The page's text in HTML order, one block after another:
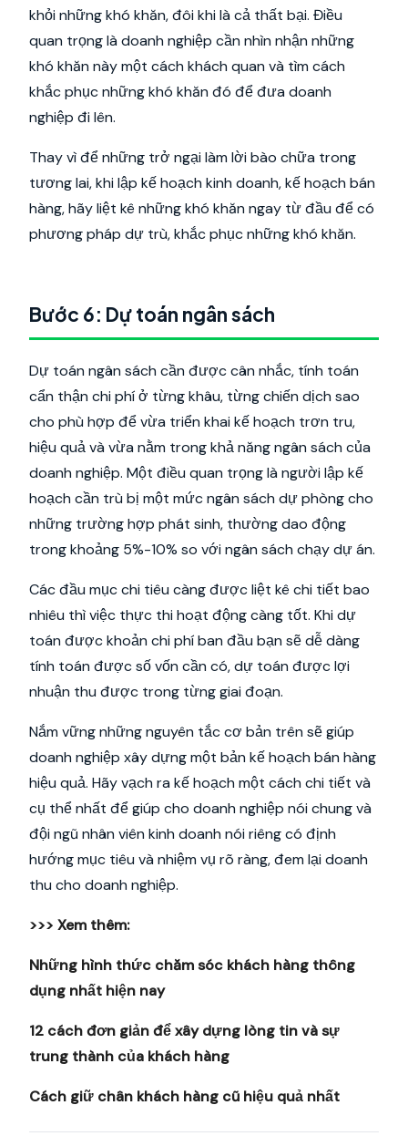
khỏi những khó khăn, đôi khi là cả thất bại. Điều
quan trọng là doanh nghiệp cần nhìn nhận những
khó khăn này một cách khách quan và tìm cách
khắc phục những khó khăn đó để đưa doanh
nghiệp đi lên.
Thay vì để những trở ngại làm lời bào chữa trong
tương lai, khi lập kế hoạch kinh doanh, kế hoạch bán
hàng, hãy liệt kê những khó khăn ngay từ đầu để có
phương pháp dự trù, khắc phục những khó khăn.
Bước 6: Dự toán ngân sách
Dự toán ngân sách cần được cân nhắc, tính toán
cẩn thận chi phí ở từng khâu, từng chiến dịch sao
cho phù hợp để vừa triển khai kế hoạch trơn tru,
hiệu quả và vừa nằm trong khả năng ngân sách của
doanh nghiệp. Một điều quan trọng là người lập kế
hoạch cần trù bị một mức ngân sách dự phòng cho
những trường hợp phát sinh, thường dao động
trong khoảng 5%-10% so với ngân sách chạy dự án.
Các đầu mục chi tiêu càng được liệt kê chi tiết bao
nhiêu thì việc thực thi hoạt động càng tốt. Khi dự
toán được khoản chi phí ban đầu bạn sẽ dễ dàng
tính toán được số vốn cần có, dự toán được lợi
nhuận thu được trong từng giai đoạn.
Nắm vững những nguyên tắc cơ bản trên sẽ giúp
doanh nghiệp xây dựng một bản kế hoạch bán hàng
hiệu quả. Hãy vạch ra kế hoạch một cách chi tiết và
cụ thể nhất để giúp cho doanh nghiệp nói chung và
đội ngũ nhân viên kinh doanh nói riêng có định
hướng mục tiêu và nhiệm vụ rõ ràng, đem lại doanh
thu cho doanh nghiệp.
>>> Xem thêm:
Những hình thức chăm sóc khách hàng thông
dụng nhất hiện nay
12 cách đơn giản để xây dựng lòng tin và sự
trung thành của khách hàng
Cách giữ chân khách hàng cũ hiệu quả nhất